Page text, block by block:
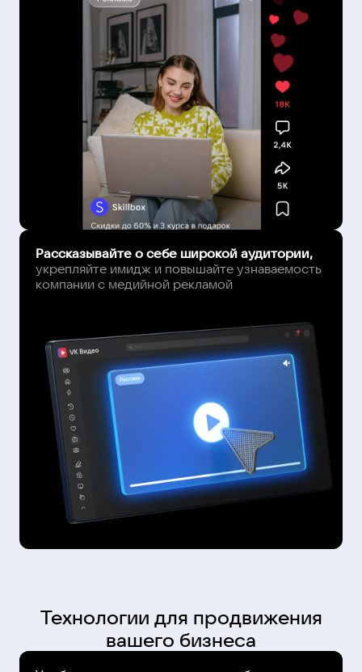
Рассказывайте о себе широкой аудитории,
укрепляйте имидж и повышайте узнаваемость
компании с медийной рекламой
Технологии для продвижения
вашего бизнеса